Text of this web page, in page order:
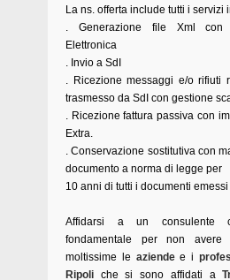
La ns. offerta include tutti i
. Generazione file Xml con
Elettronica
. Invio a SdI
. Ricezione messaggi e/o rifiuti
trasmesso da SdI con gestione
. Ricezione fattura passiva con
Extra.
. Conservazione sostitutiva con
documento a norma di legge per
10 anni di tutti i documenti
Affidarsi a un consulente
fondamentale per non
moltissime le aziendee i
Ripoli che si sono affidati a